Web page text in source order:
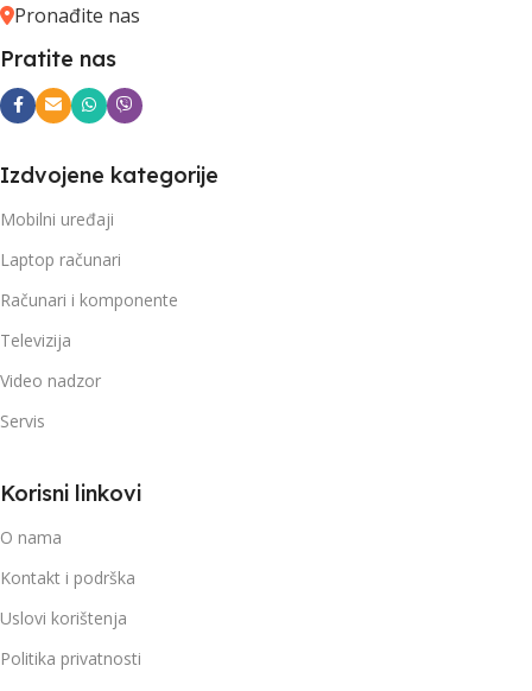
Pronađite nas
Pratite nas
Izdvojene kategorije
Mobilni uređaji
Laptop računari
Računari i komponente
Televizija
Video nadzor
Servis
Korisni linkovi
O nama
Kontakt i podrška
Uslovi korištenja
Politika privatnosti